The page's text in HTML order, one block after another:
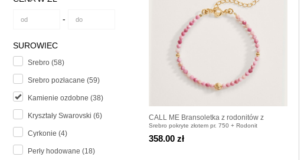
-
SUROWIEC
Srebro (58)
Srebro pozłacane (59)
Kamienie ozdobne (38)
Kryształy Swarovski (6)
Cyrkonie (4)
Perły hodowane (18)
CALL ME Bransoletka z rodonitów z
kuleczką pozłacaną
Srebro pokryte złotem pr. 750 + Rodonit
358.00 zł